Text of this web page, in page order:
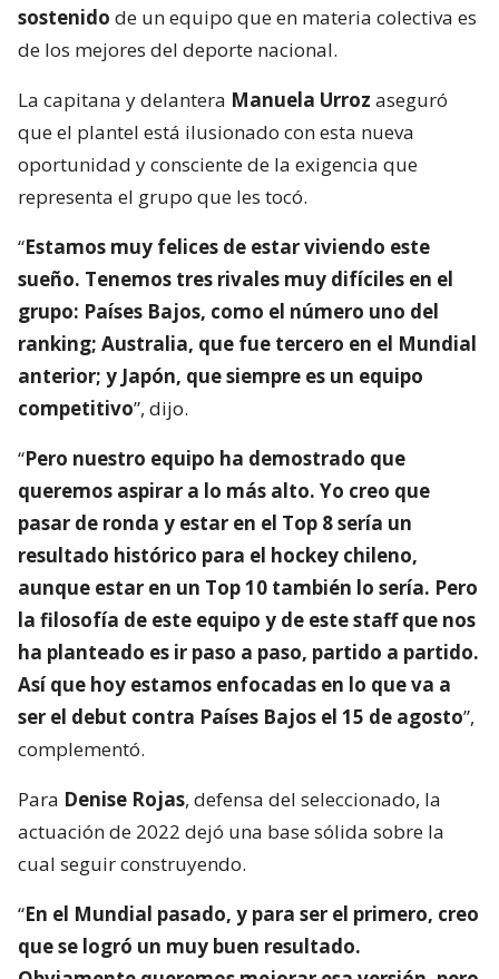
sostenido de un equipo que en materia colectiva es
de los mejores del deporte nacional.
La capitana y delantera Manuela Urroz aseguró
que el plantel está ilusionado con esta nueva
oportunidad y consciente de la exigencia que
representa el grupo que les tocó.
“Estamos muy felices de estar viviendo este
sueño. Tenemos tres rivales muy difíciles en el
grupo: Países Bajos, como el número uno del
ranking; Australia, que fue tercero en el Mundial
anterior; y Japón, que siempre es un equipo
competitivo”, dijo.
“Pero nuestro equipo ha demostrado que
queremos aspirar a lo más alto. Yo creo que
pasar de ronda y estar en el Top 8 sería un
resultado histórico para el hockey chileno,
aunque estar en un Top 10 también lo sería. Pero
la filosofía de este equipo y de este staff que nos
ha planteado es ir paso a paso, partido a partido.
Así que hoy estamos enfocadas en lo que va a
ser el debut contra Países Bajos el 15 de agosto”,
complementó.
Para Denise Rojas, defensa del seleccionado, la
actuación de 2022 dejó una base sólida sobre la
cual seguir construyendo.
“En el Mundial pasado, y para ser el primero, creo
que se logró un muy buen resultado.